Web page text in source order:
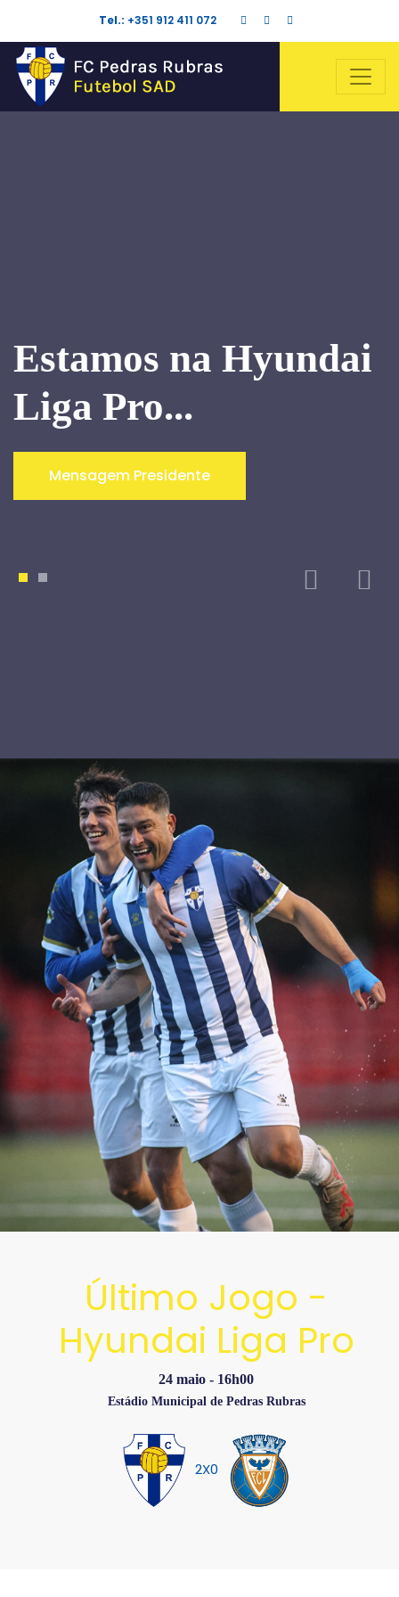
Tel.: +351 912 411 072
Estamos na Hyundai
Liga Pro...
Mensagem Presidente
1 2
Último Jogo -
Hyundai Liga Pro
24 maio - 16h00
Estádio Municipal de Pedras Rubras
2X0